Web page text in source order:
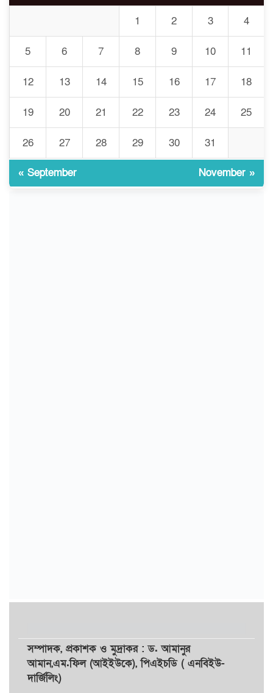
ইসলামী বিশ্ববিদ্যালয়র ৪৪
তৎপরতার অভিযোগ/ তদন্তে
গঠিত হলো উচ্চপর্যায়ের কমিটি
৮
মাত্র ৯১ টন ভারতীয় মরিচেই
ভেঙে পড়ল বাজার/৪০০ টাকা
কেজি দাম কে ধরে রেখেছিল?
৯
জুলাই আন্দোলন ছিল সম্মিলিত,
লক্ষ্য হওয়া উচিত ঐক্য ও
1 2 3 4
5 6 7 8 9 10 11
12 13 14 15 16 17 18
19 20 21 22 23 24 25
26 27 28 29 30 31
« September November »
সম্পাদক, প্রকাশকওমুদ্রাকর: ড. আমানুর
আমান,এম.ফিল (আইইউকে), পিএইচডি ( এনবিইউ-
দার্জিলিং)